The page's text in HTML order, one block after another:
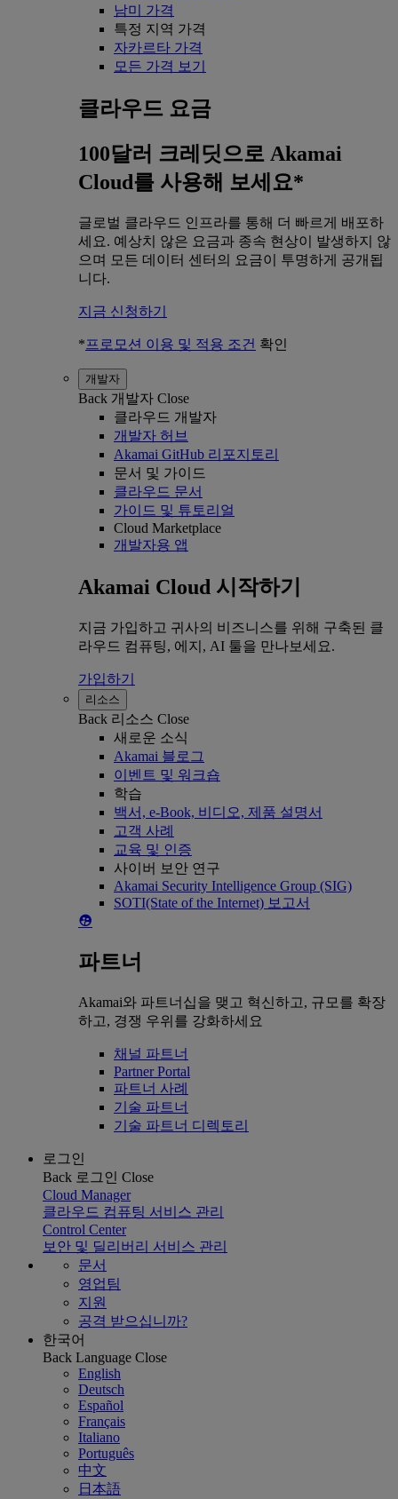
남미 가격
특정 지역 가격
자카르타 가격
모든 가격 보기
클라우드 요금
100달러 크레딧으로 Akamai
Cloud를 사용해 보세요*
글로벌 클라우드 인프라를 통해 더 빠르게 배포하
세요. 예상치 않은 요금과 종속 현상이 발생하지 않
으며 모든 데이터 센터의 요금이 투명하게 공개됩
니다.
지금 신청하기
*프로모션 이용 및 적용 조건 확인
개발자
Back 개발자 Close
클라우드 개발자
개발자 허브
Akamai GitHub 리포지토리
문서 및 가이드
클라우드 문서
가이드 및 튜토리얼
Cloud Marketplace
개발자용 앱
Akamai Cloud 시작하기
지금 가입하고 귀사의 비즈니스를 위해 구축된 클
라우드 컴퓨팅, 에지, AI 툴을 만나보세요.
가입하기
리소스
Back 리소스 Close
새로운 소식
Akamai 블로그
이벤트 및 워크숍
학습
백서, e-Book, 비디오, 제품 설명서
고객 사례
교육 및 인증
사이버 보안 연구
Akamai Security Intelligence Group (SIG)
SOTI(State of the Internet) 보고서
파트너
Akamai와 파트너십을 맺고 혁신하고, 규모를 확장
하고, 경쟁 우위를 강화하세요
채널 파트너
Partner Portal
파트너 사례
기술 파트너
기술 파트너 디렉토리
로그인
Back 로그인 Close
Cloud Manager
클라우드 컴퓨팅 서비스 관리
Control Center
보안 및 딜리버리 서비스 관리
문서
영업팀
지원
공격 받으십니까?
한국어
Back Language Close
English
Deutsch
Español
Français
Italiano
Português
中文
日本語